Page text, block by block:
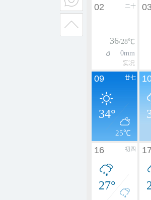
二十
02
36/28℃
0mm
实况
廿七
09
34°
25℃
初四
16
27°
17